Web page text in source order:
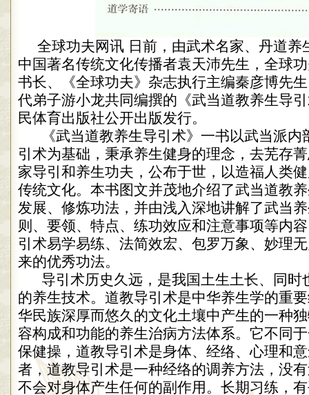
全球功夫网讯 日前，由武术名家、丹道养
中国著名传统文化传播者袁天沛先生，全球
书长、《全球功夫》杂志执行主编秦彦博先
代弟子游小龙共同编撰的《武当道教养生导
民体育出版社公开出版发行。
《武当道教养生导引术》一书以武当派内
引术为基础，秉承养生健身的理念，去芜存
家导引和养生功夫，公布于世，以造福人类
传统文化。本书图文并茂地介绍了武当道教
发展、修炼功法，并由浅入深地讲解了武当
则、要领、特点、练功效应和注意事项等内
引术易学易练、法简效宏、包罗万象、妙理
来的优秀功法。
导引术历史久远，是我国土生土长、同时
的养生技术。道教导引术是中华养生学的重
华民族深厚而悠久的文化土壤中产生的一种
容构成和功能的养生治病方法体系。它不同
保健操，道教导引术是身体、经络、心理和
者，道教导引术是一种经络的调养方法，没
不会对身体产生任何的副作用。长期习练，